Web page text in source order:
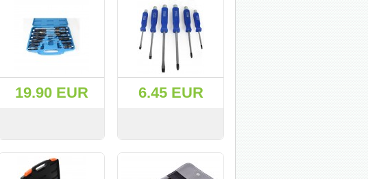
19.90 EUR
СМОТРЕТЬKУПИТЬ
6.45 EUR
СМОТРЕТЬKУПИТЬ